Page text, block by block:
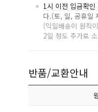
1시 이전 입금확
다.(토, 일, 공휴일
(익일배송이 원칙
2일 정도 추가로
반품/교환안내